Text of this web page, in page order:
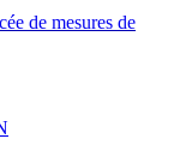
de mesures de